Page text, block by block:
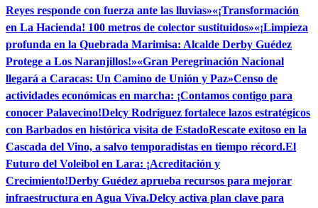
Reyes responde con fuerza ante las lluvias»«¡Transformación
en La Hacienda! 100 metros de colector sustituidos»«¡Limpieza
profunda en la Quebrada Marimisa: Alcalde Derby Guédez
Protege a Los Naranjillos!»«Gran Peregrinación Nacional
llegará a Caracas: Un Camino de Unión y Paz»Censo de
actividades económicas en marcha: ¡Contamos contigo para
conocer Palavecino!Delcy Rodríguez fortalece lazos estratégicos
con Barbados en histórica visita de EstadoRescate exitoso en la
Cascada del Vino, a salvo temporadistas en tiempo récord.El
Futuro del Voleibol en Lara: ¡Acreditación y
Crecimiento!Derby Guédez aprueba recursos para mejorar
infraestructura en Agua Viva.Delcy activa plan clave para